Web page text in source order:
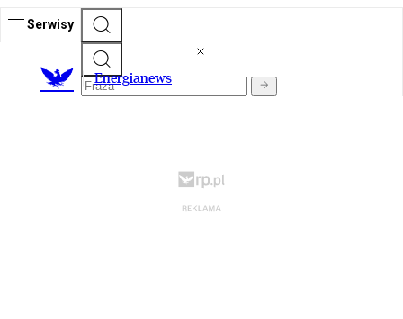
Serwisy
Energianews